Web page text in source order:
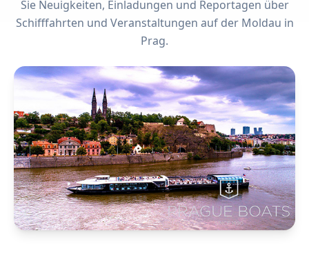
Sie Neuigkeiten, Einladungen und Reportagen über
Schifffahrten und Veranstaltungen auf der Moldau in
Prag.